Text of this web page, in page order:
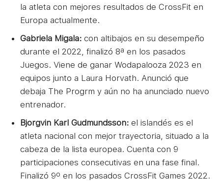
la atleta con mejores resultados de CrossFit en
Europa actualmente.
Gabriela Migala: con altibajos en su desempeño
durante el 2022, finalizó 8ª en los pasados
Juegos. Viene de ganar Wodapalooza 2023 en
equipos junto a Laura Horvath. Anunció que
debaja The Progrm y aún no ha anunciado nuevo
entrenador.
Bjorgvin Karl Gudmundsson: el islandés es el
atleta nacional con mejor trayectoria, situado a la
cabeza de la lista europea. Cuenta con 9
participaciones consecutivas en una fase final.
Finalizó 9º en los pasados CrossFit Games 2022.